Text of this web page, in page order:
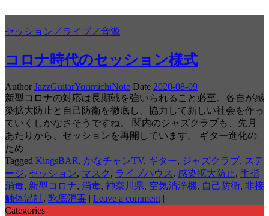
セッション／ライブ／音源
コロナ時代のセッション様式
Author JazzGuitarYorimichiNote Date 2020-08-09
新型コロナの対応は長期戦を強いられること必至。各自が感
染拡大防止と自己防衛を徹底し、協力して新しい社会を作っ
ていくしかなさそうですね。 関内のジャズクラブも、先月
あたりから、セッションを再開しています。 ギター進化の
ため
Tagged KingsBAR, かなチャンTV, ギター, ジャズクラブ, ステ
ージ, セッション, マスク , ライブハウス , 感染拡大防止, 手指
消毒, 新型コロナ, 消毒, 神奈川県, 空気清浄機, 自己防衛, 非接
触体温計, 靴底消毒 | Leave a comment |
Categories